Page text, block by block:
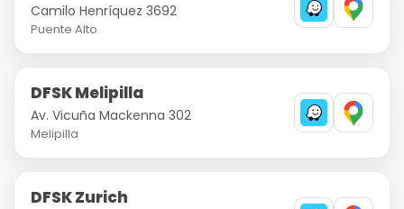
Camilo Henríquez 3692
Puente Alto
DFSK Melipilla
Av. Vicuña Mackenna 302
Melipilla
DFSK Zurich